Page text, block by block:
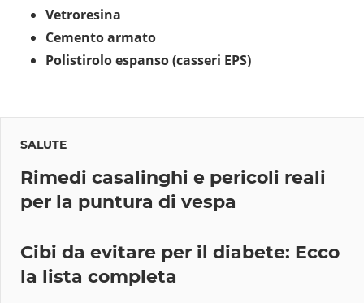
Vetroresina
Cemento armato
Polistirolo espanso (casseri EPS)
SALUTE
Rimedi casalinghi e pericoli reali
per la puntura di vespa
Cibi da evitare per il diabete: Ecco
la lista completa